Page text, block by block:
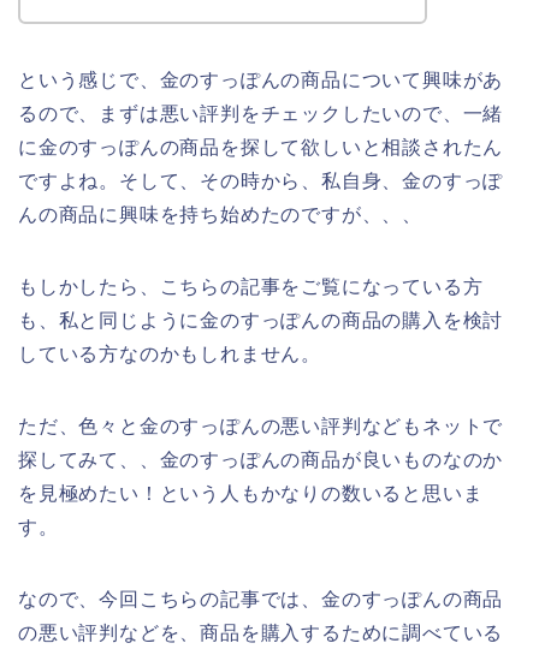
という感じで、金のすっぽんの商品について興味があ
るので、まずは悪い評判をチェックしたいので、一緒
に金のすっぽんの商品を探して欲しいと相談されたん
ですよね。そして、その時から、私自身、金のすっぽ
んの商品に興味を持ち始めたのですが、、、
もしかしたら、こちらの記事をご覧になっている方
も、私と同じように金のすっぽんの商品の購入を検討
している方なのかもしれません。
ただ、色々と金のすっぽんの悪い評判などもネットで
探してみて、、金のすっぽんの商品が良いものなのか
を見極めたい！という人もかなりの数いると思いま
す。
なので、今回こちらの記事では、金のすっぽんの商品
の悪い評判などを、商品を購入するために調べている